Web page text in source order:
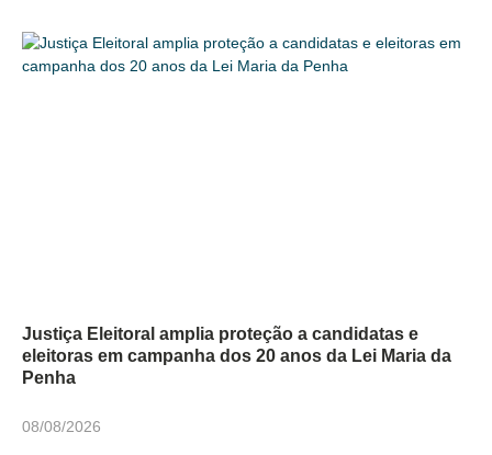
Justiça Eleitoral amplia proteção a candidatas e
eleitoras em campanha dos 20 anos da Lei Maria da
Penha
08/08/2026